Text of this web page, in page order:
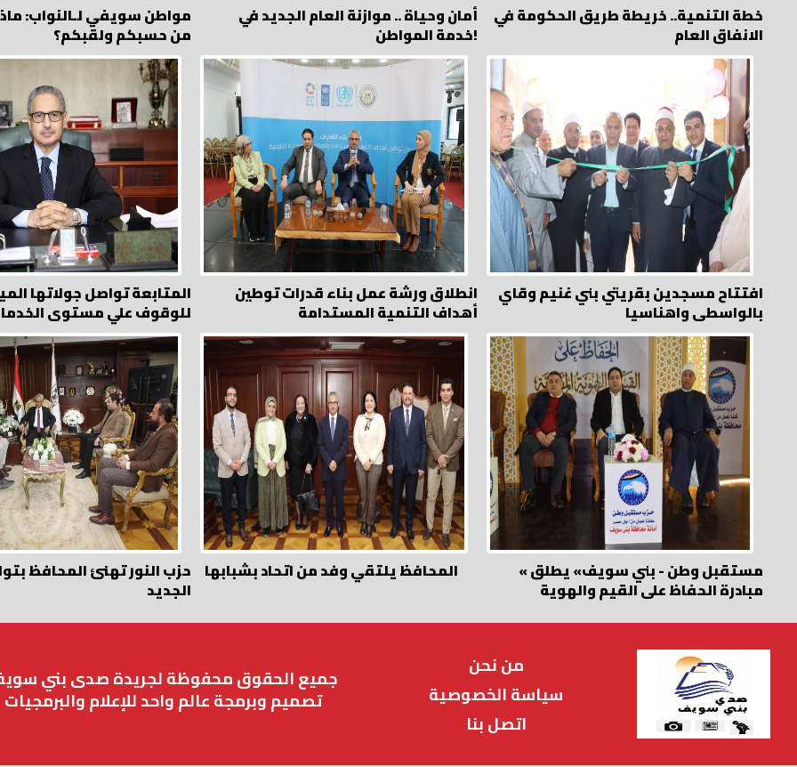
خطة التنمية.. خريطة طريق الحكومة في
الانفاق العام
أمان وحياة .. موازنة العام الجديد في
خدمة المواطن!
مواطن سويفي لـالنواب:
من حسبكم ولقبكم؟
افتتاح مسجدين بقريتي بني غنيم وقاي
بالواسطى واهناسيا
انطلاق ورشة عمل بناء قدرات توطين
أهداف التنمية المستدامة
المتابعة تواصل جولاتها
للوقوف علي مستوى
« مستقبل وطن - بني سويف» يطلق
مبادرة الحفاظ على القيم والهوية
المحافظ يلتقي وفد من اتحاد بشبابها حزب النور تهنئ
الجديد
من نحن
سياسة الخصوصية
اتصل بنا
جميع الحقوق محفوظة لجريدة صدى بني
تصميم وبرمجة عالم واحد للإعلام والبرمجيات